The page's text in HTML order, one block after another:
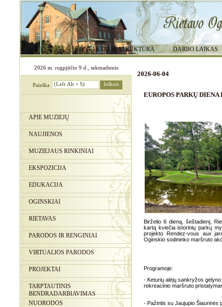
KONTAKTAI IR STRUKTŪRA DARBO LAIKAS
2026 m. rugpjūčio 9 d., sekmadienis
Paieška
APIE MUZIEJŲ
NAUJIENOS
MUZIEJAUS RINKINIAI
EKSPOZICIJA
EDUKACIJA
OGINSKIAI
RIETAVAS
PARODOS IR RENGINIAI
VIRTUALIOS PARODOS
PROJEKTAI
TARPTAUTINIS
BENDRADARBIAVIMAS
NUORODOS
2026-06-04
EUROPOS PARKŲ DIENA
Birželio 6 dieną, šeštadienį,
kartą kviečia istorinių parkų
projekto Rendez-vous aux
Oginskio sodininko maršruto
Programoje:
- Keturių alėjų sankryžos
rekreacinio maršruto
- Pažintis su Jaujupio Šiaurinės